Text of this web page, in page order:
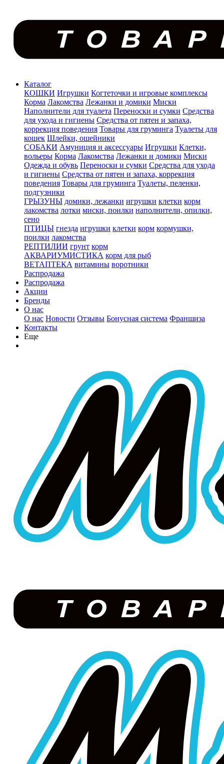
Каталог
КОШКИ Игрушки Когтеточки и игровые комплексы
Корма Лакомства Лежанки и домики Миски
Наполнители для туалета Переноски и сумки Средства
для ухода и гигиены Средства от пятен и запаха,
коррекция поведения Товары для груминга Туалеты для
кошек Шлейки, ошейники
СОБАКИ Амуниция и аксессуары Игрушки Клетки,
вольеры Корма Лакомства Лежанки и домики Миски
Одежда и обувь Переноски и сумки Средства для ухода
и гигиены Средства от пятен и запаха, коррекция
поведения Товары для груминга Туалеты, пеленки,
подгузники
ГРЫЗУНЫ домики, лежанки игрушки клетки корм
лакомства лотки миски, поилки наполнители, опилки,
сено
ПТИЦЫ гнезда игрушки клетки корм кормушки,
поилки лакомства
РЕПТИЛИИ грунт корм
АКВАРИУМИСТИКА корм для рыб
ВЕТАПТЕКА витамины воротники
Распродажа
Распродажа
Акции
Бренды
О нас
О нас Новости Отзывы Бонусная система Франшиза
Контакты
Еще